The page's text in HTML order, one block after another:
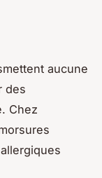
aucune
des
Chez